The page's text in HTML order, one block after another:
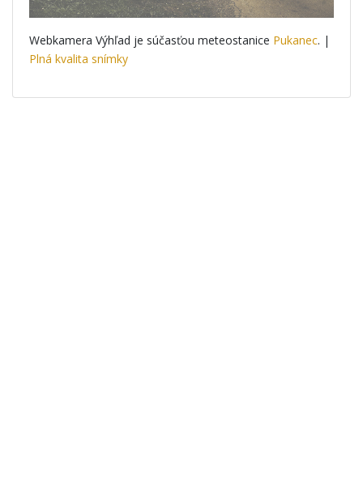
Webkamera Výhľad je súčasťou meteostanice Pukanec. |
Plná kvalita snímky